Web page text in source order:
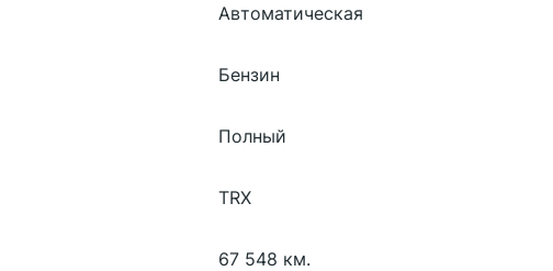
Автоматическая
Бензин
Полный
TRX
67 548 км.